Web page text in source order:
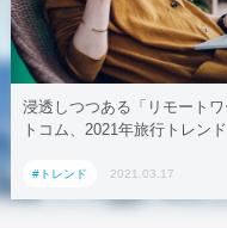
浸透しつつある「リモート
トコム、2021年旅行トレン
#トレンド 2021.03.17